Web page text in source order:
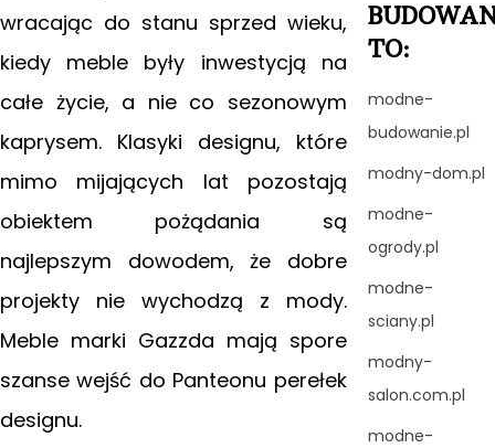
wracając do stanu sprzed wieku,
kiedy meble były inwestycją na
całe życie, a nie co sezonowym
kaprysem. Klasyki designu, które
mimo mijających lat pozostają
obiektem pożądania są
najlepszym dowodem, że dobre
projekty nie wychodzą z mody.
Meble marki Gazzda mają spore
szanse wejść do Panteonu perełek
designu.
TO:
modne-
budowanie.pl
modny-dom.pl
modne-
ogrody.pl
modne-
sciany.pl
modny-
salon.com.pl
modne-